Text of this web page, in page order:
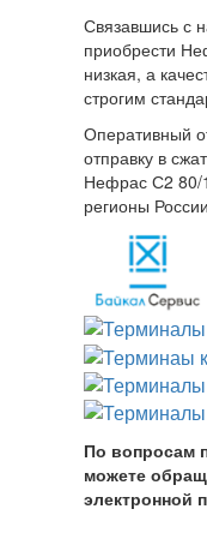
Связавшись с
приобрести
низкая, а
строгим
Оперативный
отправку в
Нефрас С2 80/
регионы
По вопросам
можете
электронной